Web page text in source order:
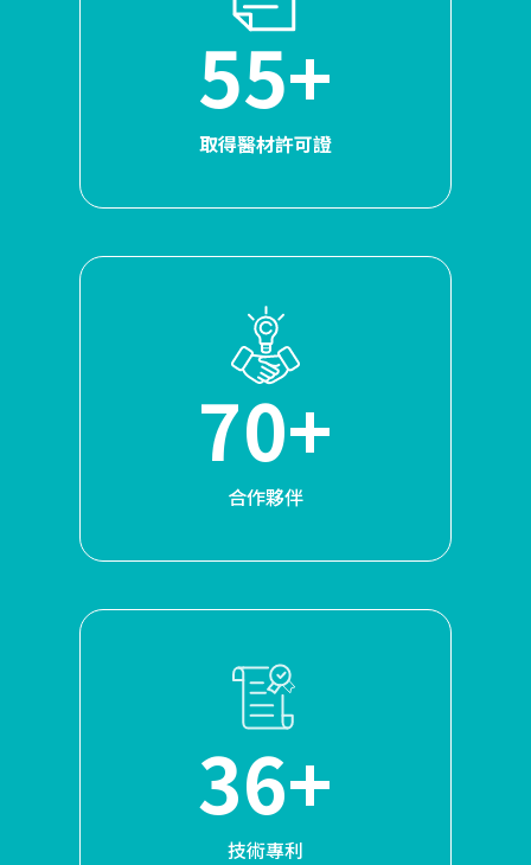
55+
取得醫材許可證
70+
合作夥伴
36+
技術專利